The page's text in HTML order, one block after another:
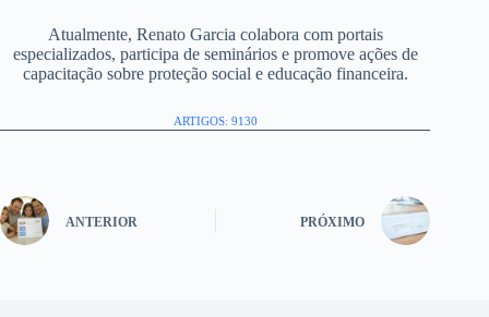
Atualmente, Renato Garcia colabora com portais
especializados, participa de seminários e promove ações de
capacitação sobre proteção social e educação financeira.
ARTIGOS: 9130
ANTERIOR PRÓXIMO